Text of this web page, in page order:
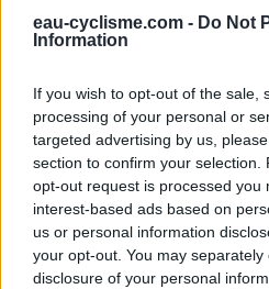
eau-cyclisme.com - Do Not
Information
If you wish to opt-out of the sale,
processing of your personal or
targeted advertising by us,
section to confirm your selection.
opt-out request is processed you
interest-based ads based on
us or personal information
your opt-out. You may
disclosure of your personal
Au début de la D16, 50 mètres
Repères visuels